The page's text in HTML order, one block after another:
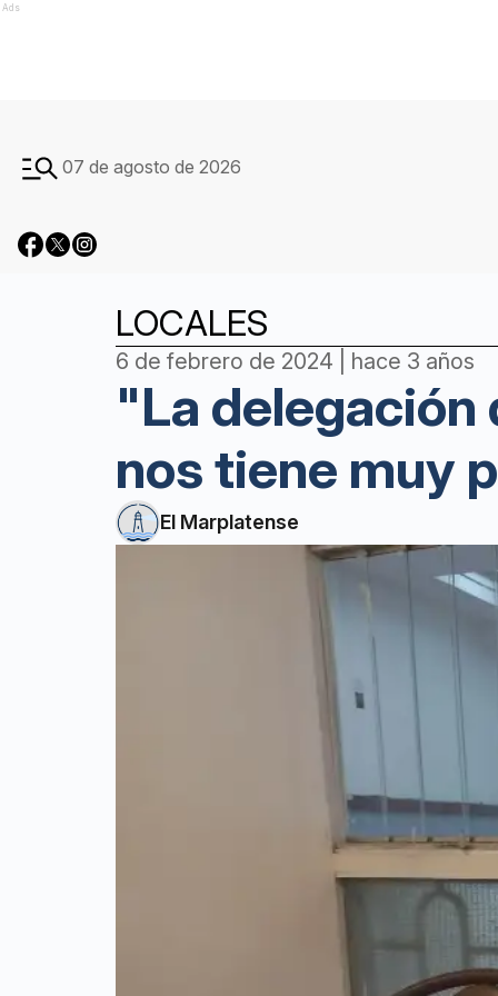
Ads
07 de agosto de 2026
LOCALES
6 de febrero de 2024 | hace 3 años
"La delegación
nos tiene muy
El Marplatense